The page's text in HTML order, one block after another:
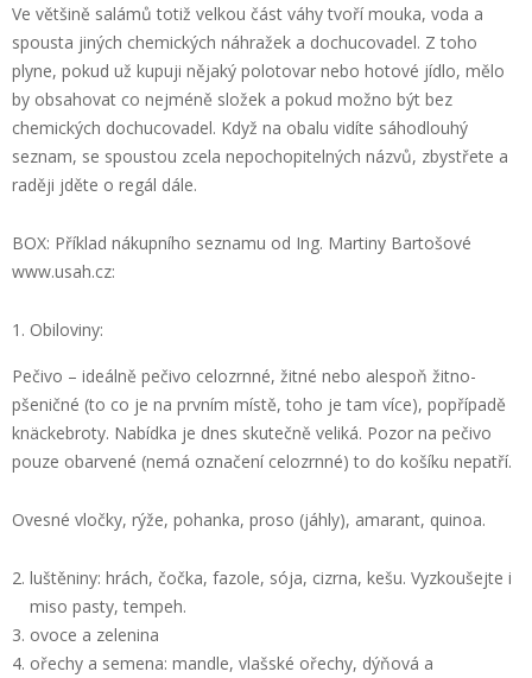
Ve většině salámů totiž velkou část váhy tvoří mouka, voda a
spousta jiných chemických náhražek a dochucovadel. Z toho
plyne, pokud už kupuji nějaký polotovar nebo hotové jídlo, mělo
by obsahovat co nejméně složek a pokud možno být bez
chemických dochucovadel. Když na obalu vidíte sáhodlouhý
seznam, se spoustou zcela nepochopitelných názvů, zbystřete a
raději jděte o regál dále.
BOX: Příklad nákupního seznamu od Ing. Martiny Bartošové
www.usah.cz:
Obiloviny:
Pečivo – ideálně pečivo celozrnné, žitné nebo alespoň žitno-
pšeničné (to co je na prvním místě, toho je tam více), popřípadě
knäckebroty. Nabídka je dnes skutečně veliká. Pozor na pečivo
pouze obarvené (nemá označení celozrnné) to do košíku nepatří.
Ovesné vločky, rýže, pohanka, proso (jáhly), amarant, quinoa.
luštěniny: hrách, čočka, fazole, sója, cizrna, kešu. Vyzkoušejte i
miso pasty, tempeh.
ovoce a zelenina
ořechy a semena: mandle, vlašské ořechy, dýňová a